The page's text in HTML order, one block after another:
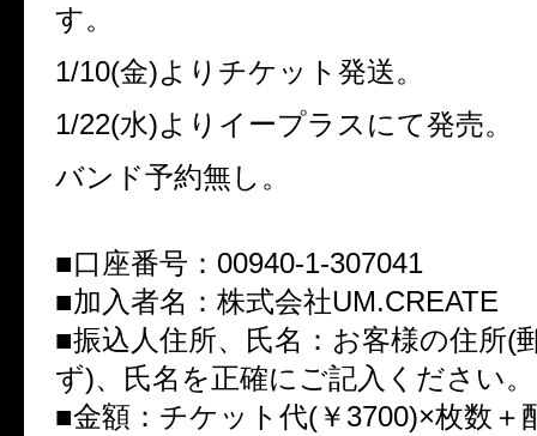
す。
1/10(金)よりチケット発送。
1/22(水)よりイープラスにて発売。
バンド予約無し。
■口座番号：00940-1-307041
■加入者名：株式会社UM.CREATE
■振込人住所、氏名：お客様の住所(
ず)、氏名を正確にご記入ください。
■金額：チケット代(￥3700)×枚数＋